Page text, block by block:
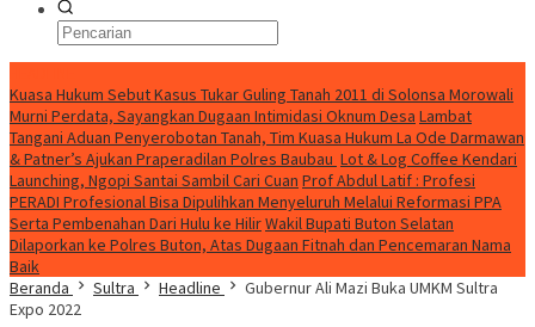
Kuasa Hukum Sebut Kasus Tukar Guling Tanah 2011 di Solonsa Morowali
Murni Perdata, Sayangkan Dugaan Intimidasi Oknum Desa Lambat
Tangani Aduan Penyerobotan Tanah, Tim Kuasa Hukum La Ode Darmawan
& Patner’s Ajukan Praperadilan Polres Baubau Lot & Log Coffee Kendari
Launching, Ngopi Santai Sambil Cari Cuan Prof Abdul Latif : Profesi
PERADI Profesional Bisa Dipulihkan Menyeluruh Melalui Reformasi PPA
Serta Pembenahan Dari Hulu ke HilirWakil Bupati Buton Selatan
Dilaporkan ke Polres Buton, Atas Dugaan Fitnah dan Pencemaran Nama
Baik
Beranda
Sultra Headline
Gubernur Ali Mazi Buka UMKM Sultra
Expo 2022